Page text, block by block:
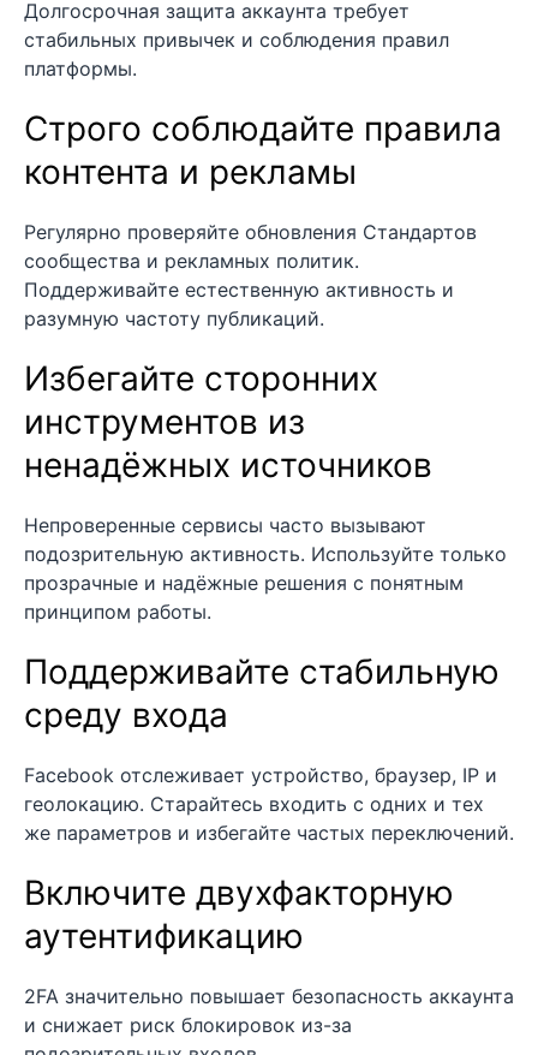
Долгосрочная защита аккаунта требует
стабильных привычек и соблюдения правил
платформы.
Строго соблюдайте правила
контента и рекламы
Регулярно проверяйте обновления Стандартов
сообщества и рекламных политик.
Поддерживайте естественную активность и
разумную частоту публикаций.
Избегайте сторонних
инструментов из
ненадёжных источников
Непроверенные сервисы часто вызывают
подозрительную активность. Используйте только
прозрачные и надёжные решения с понятным
принципом работы.
Поддерживайте стабильную
среду входа
Facebook отслеживает устройство, браузер, IP и
геолокацию. Старайтесь входить с одних и тех
же параметров и избегайте частых переключений.
Включите двухфакторную
аутентификацию
2FA значительно повышает безопасность аккаунта
и снижает риск блокировок из-за